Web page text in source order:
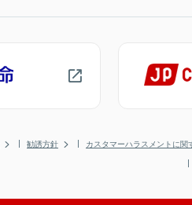
勧誘方針 カスタマーハラスメントに関